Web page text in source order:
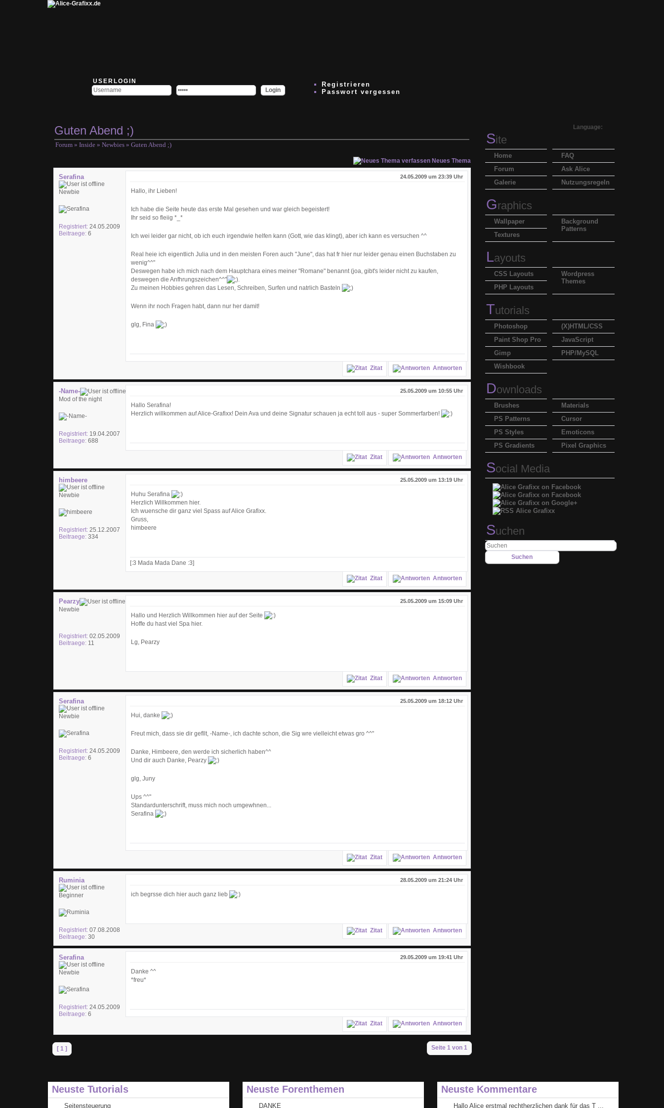
USERLOGIN
Registrieren
Passwort vergessen
Guten Abend ;)
Forum» Inside» Newbies» Guten Abend ;)
Neues Thema
Serafina
Newbie
Registriert:24.05.2009
Beitraege:6
24.05.2009 um 23:39 Uhr
Hallo, ihr Lieben!
Ich habe die Seite heute das erste Mal gesehen und war gleich begeistert!
Ihr seid so fleiig *_*
Ich wei leider gar nicht, ob ich euch irgendwie helfen kann (Gott, wie das klingt), aber ich kann es versuchen ^^
Real heie ich eigentlich Julia und in den meisten Foren auch "June", das hat fr hier nur leider genau einen Buchstaben zu
wenig^^"
Deswegen habe ich mich nach dem Hauptchara eines meiner "Romane" benannt (joa, gibt's leider nicht zu kaufen,
deswegen die Anfhrungszeichen^^"
.
Zu meinen Hobbies gehren das Lesen, Schreiben, Surfen und natrlich Basteln
Wenn ihr noch Fragen habt, dann nur her damit!
glg, Fina
Antworten
Zitat
-Name-
Mod of the night
Registriert:19.04.2007
Beitraege:688
25.05.2009 um 10:55 Uhr
Hallo Serafina!
Herzlich willkommen auf Alice-Grafixx! Dein Ava und deine Signatur schauen ja echt toll aus - super Sommerfarben!
Antworten
Zitat
himbeere
Newbie
Registriert:25.12.2007
Beitraege:334
25.05.2009 um 13:19 Uhr
Huhu Serafina
Herzlich Willkommen hier.
Ich wuensche dir ganz viel Spass auf Alice Grafixx.
Gruss,
himbeere
[:3 Mada Mada Dane :3]
Antworten
Zitat
Pearzy
Newbie
Registriert:02.05.2009
Beitraege:11
25.05.2009 um 15:09 Uhr
Hallo und Herzlich Willkommen hier auf der Seite
Hoffe du hast viel Spa hier.
Lg, Pearzy
Antworten
Zitat
Serafina
Newbie
Registriert:24.05.2009
Beitraege:6
25.05.2009 um 18:12 Uhr
Hui, danke
Freut mich, dass sie dir gefllt, -Name-, ich dachte schon, die Sig wre vielleicht etwas gro ^^"
Danke, Himbeere, den werde ich sicherlich haben^^
Und dir auch Danke, Pearzy
glg, Juny
Ups ^^"
Standardunterschrift, muss mich noch umgewhnen...
Serafina
Antworten
Zitat
Ruminia
Beginner
Registriert:07.08.2008
Beitraege:30
28.05.2009 um 21:24 Uhr
ich begrsse dich hier auch ganz lieb
Antworten
Zitat
Serafina
Newbie
Registriert:24.05.2009
Beitraege:6
29.05.2009 um 19:41 Uhr
Danke ^^
*freu*
Antworten
Zitat
[ 1 ] Seite 1 von 1
Language:
Site
FAQ
Ask Alice
Nutzungsregeln
Home
Forum
Galerie
Graphics
Background
Patterns
Wallpaper
Textures
Layouts
Wordpress
Themes
CSS Layouts
PHP Layouts
Tutorials
(X)HTML/CSS
JavaScript
PHP/MySQL
Photoshop
Paint Shop Pro
Gimp
Wishbook
Downloads
Materials
Cursor
Emoticons
Pixel Graphics
Brushes
PS Patterns
PS Styles
PS Gradients
Social Media
Suchen
Neuste Tutorials
Seitensteuerung
Neuste Forenthemen
DANKE
Neuste Kommentare
Hallo Alice erstmal rechtherzlichen dank für das T ...